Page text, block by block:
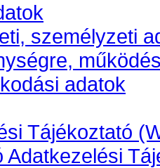
személyzeti
adatok
Tájékoztató
Adatkezelési